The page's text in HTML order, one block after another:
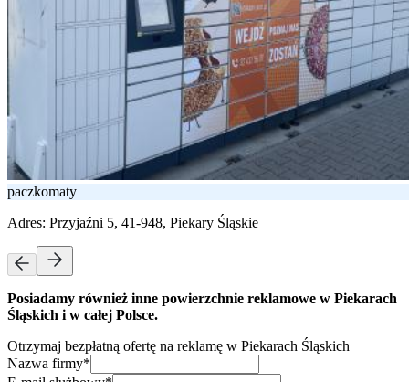
paczkomaty
Adres: Przyjaźni 5, 41-948, Piekary Śląskie
Posiadamy również inne powierzchnie reklamowe w Piekarach
Śląskich i w całej Polsce.
Otrzymaj bezpłatną ofertę na reklamę w Piekarach Śląskich
Nazwa firmy*